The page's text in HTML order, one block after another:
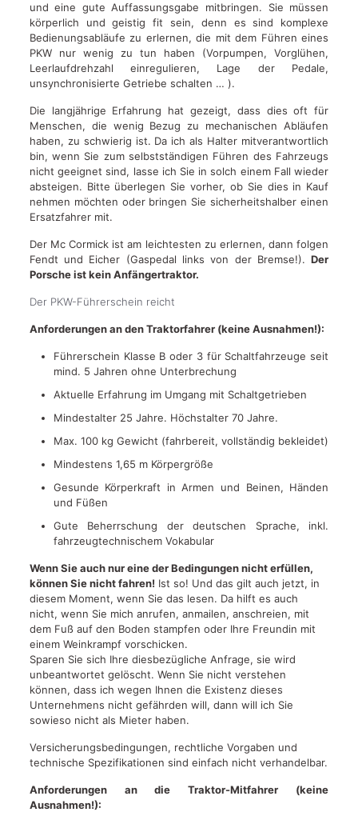
und eine gute Auffassungsgabe mitbringen. Sie müssen
körperlich und geistig fit sein, denn es sind komplexe
Bedienungsabläufe zu erlernen, die mit dem Führen eines
PKW nur wenig zu tun haben (Vorpumpen, Vorglühen,
Leerlaufdrehzahl einregulieren, Lage der Pedale,
unsynchronisierte Getriebe schalten … ).
Die langjährige Erfahrung hat gezeigt, dass dies oft für
Menschen, die wenig Bezug zu mechanischen Abläufen
haben, zu schwierig ist. Da ich als Halter mitverantwortlich
bin, wenn Sie zum selbstständigen Führen des Fahrzeugs
nicht geeignet sind, lasse ich Sie in solch einem Fall wieder
absteigen. Bitte überlegen Sie vorher, ob Sie dies in Kauf
nehmen möchten oder bringen Sie sicherheitshalber einen
Ersatzfahrer mit.
Der Mc Cormick ist am leichtesten zu erlernen, dann folgen
Fendt und Eicher (Gaspedal links von der Bremse!).Der
Porsche ist kein Anfängertraktor.
Der PKW-Führerschein reicht
Anforderungen an den Traktorfahrer (keine Ausnahmen!):
Führerschein Klasse B oder 3 für Schaltfahrzeuge seit
mind. 5 Jahren ohne Unterbrechung
Aktuelle Erfahrung im Umgang mit Schaltgetrieben
Mindestalter 25 Jahre. Höchstalter 70 Jahre.
Max. 100 kg Gewicht (fahrbereit, vollständig bekleidet)
Mindestens 1,65 m Körpergröße
Gesunde Körperkraft in Armen und Beinen, Händen
und Füßen
Gute Beherrschung der deutschen Sprache, inkl.
fahrzeugtechnischem Vokabular
Wenn Sie auch nur eine der Bedingungen nicht erfüllen,
können Sie nicht fahren! Ist so! Und das gilt auch jetzt, in
diesem Moment, wenn Sie das lesen. Da hilft es auch
nicht, wenn Sie mich anrufen, anmailen, anschreien, mit
dem Fuß auf den Boden stampfen oder Ihre Freundin mit
einem Weinkrampf vorschicken.
Sparen Sie sich Ihre diesbezügliche Anfrage, sie wird
unbeantwortet gelöscht. Wenn Sie nicht verstehen
können, dass ich wegen Ihnen die Existenz dieses
Unternehmens nicht gefährden will, dann will ich Sie
sowieso nicht als Mieter haben.
Versicherungsbedingungen, rechtliche Vorgaben und
technische Spezifikationen sind einfach nicht verhandelbar.
Anforderungen an die Traktor-Mitfahrer (keine
Ausnahmen!):